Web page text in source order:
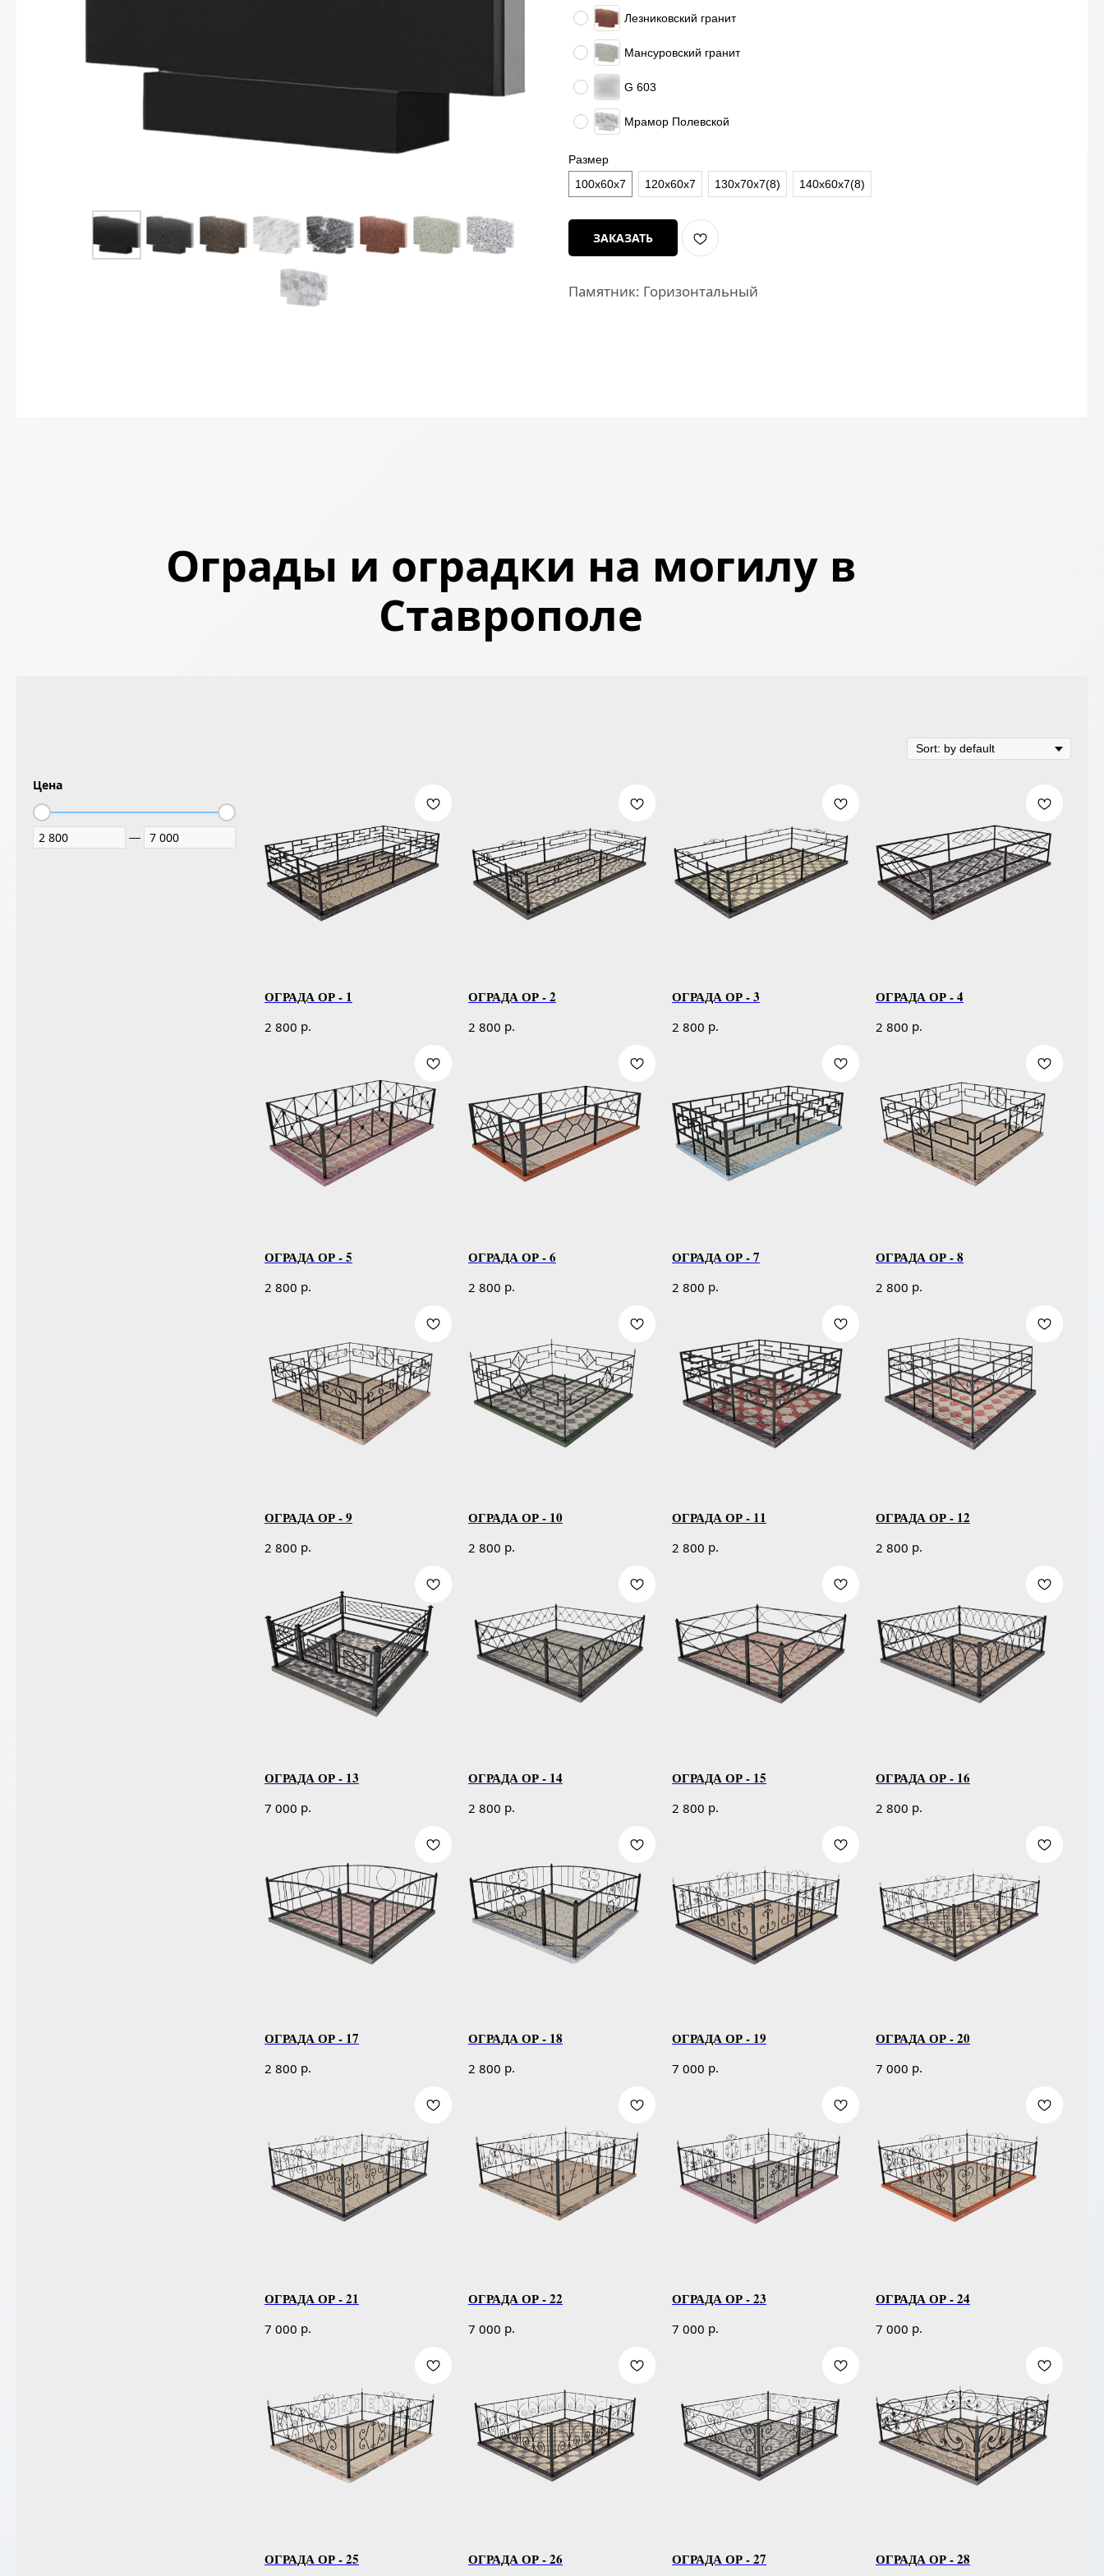
Лезниковский гранит
Мансуровский гранит
G 603
Мрамор Полевской
Размер
100х60х7
120х60х7 130х70х7(8) 140х60х7(8)
ЗАКАЗАТЬ
Памятник: Горизонтальный
Ограды и оградки на могилу в
Ставрополе
Цена
—
ОГРАДА ОР - 1
2 800 р.
ОГРАДА ОР - 2
2 800 р.
ОГРАДА ОР - 3
2 800 р.
ОГРАДА ОР - 4
2 800 р.
ОГРАДА ОР - 5
2 800 р.
ОГРАДА ОР - 6
2 800 р.
ОГРАДА ОР - 7
2 800 р.
ОГРАДА ОР - 8
2 800 р.
ОГРАДА ОР - 9
2 800 р.
ОГРАДА ОР - 10
2 800 р.
ОГРАДА ОР - 11
2 800 р.
ОГРАДА ОР - 12
2 800 р.
ОГРАДА ОР - 13
7 000 р.
ОГРАДА ОР - 14
2 800 р.
ОГРАДА ОР - 15
2 800 р.
ОГРАДА ОР - 16
2 800 р.
ОГРАДА ОР - 17
2 800 р.
ОГРАДА ОР - 18
2 800 р.
ОГРАДА ОР - 19
7 000 р.
ОГРАДА ОР - 20
7 000 р.
ОГРАДА ОР - 21
7 000 р.
ОГРАДА ОР - 22
7 000 р.
ОГРАДА ОР - 23
7 000 р.
ОГРАДА ОР - 24
7 000 р.
ОГРАДА ОР - 25 ОГРАДА ОР - 26 ОГРАДА ОР - 27 ОГРАДА ОР - 28